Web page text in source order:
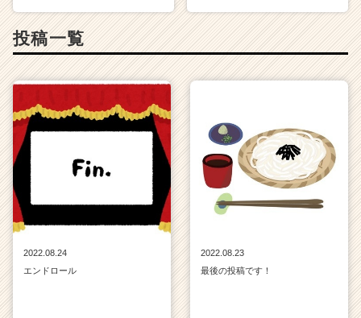
投稿一覧
2022.08.24
エンドロール
2022.08.23
最後の投稿です！